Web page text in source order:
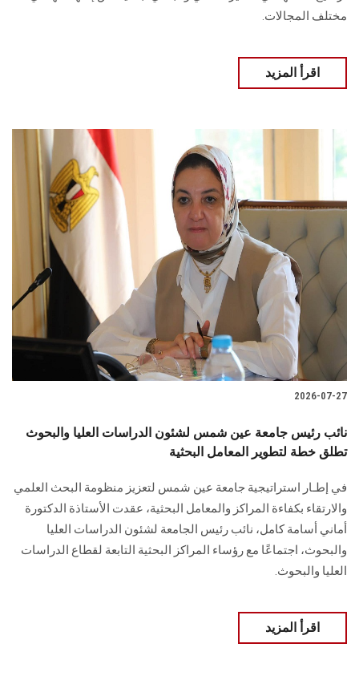
مختلف المجالات.
اقرأ المزيد
2026-07-27
نائب رئيس جامعة عين شمس لشئون الدراسات العليا والبحوث
تطلق خطة لتطوير المعامل البحثية
في إطـار استراتيجية جامعة عين شمس لتعزيز منظومة البحث العلمي
والارتقاء بكفاءة المراكز والمعامل البحثية، عقدت الأستاذة الدكتورة
أماني أسامة كامل، نائب رئيس الجامعة لشئون الدراسات العليا
والبحوث، اجتماعًا مع رؤساء المراكز البحثية التابعة لقطاع الدراسات
العليا والبحوث.
اقرأ المزيد